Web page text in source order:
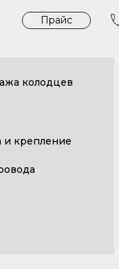
Прайс
колодцев
и крепление